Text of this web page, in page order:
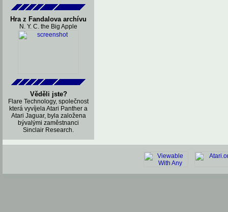
Hra z Fandalova archívu
N. Y. C. the Big Apple
Věděli jste?
Flare Technology, společnost
která vyvíjela Atari Panther a
Atari Jaguar, byla založena
bývalými zaměstnanci
Sinclair Research.